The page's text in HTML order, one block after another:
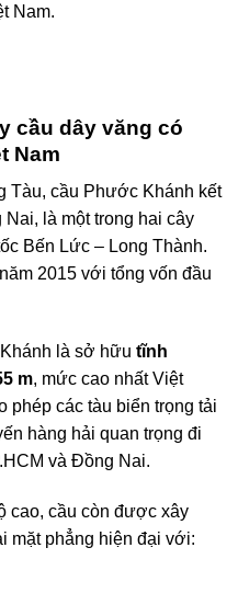
Nam.
cầu dây văng có
Nam
Tàu, cầu Phước Khánh kết
là một trong hai cây
Bến Lức – Long Thành.
2015 với tổng vốn đầu
là sở hữu tĩnh
m, mức cao nhất Việt
phép các tàu biển trọng tải
hàng hải quan trọng đi
và Đồng Nai.
cao, cầu còn được xây
mặt phẳng hiện đại với: